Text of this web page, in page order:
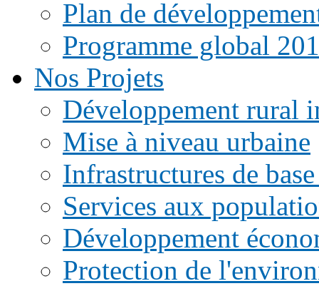
Plan de
Programme global
Nos Projets
Développement rural
Mise à niveau urbaine
Infrastructures de
Services aux
Développement
Protection de